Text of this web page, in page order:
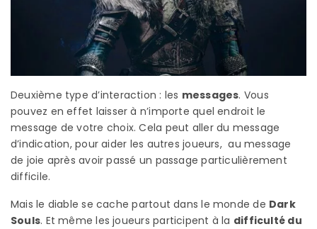
Deuxième type d’interaction : les messages. Vous
pouvez en effet laisser à n’importe quel endroit le
message de votre choix. Cela peut aller du message
d’indication, pour aider les autres joueurs, au message
de joie après avoir passé un passage particulièrement
difficile.
Mais le diable se cache partout dans le monde de Dark
Souls. Et même les joueurs participent à la difficulté du